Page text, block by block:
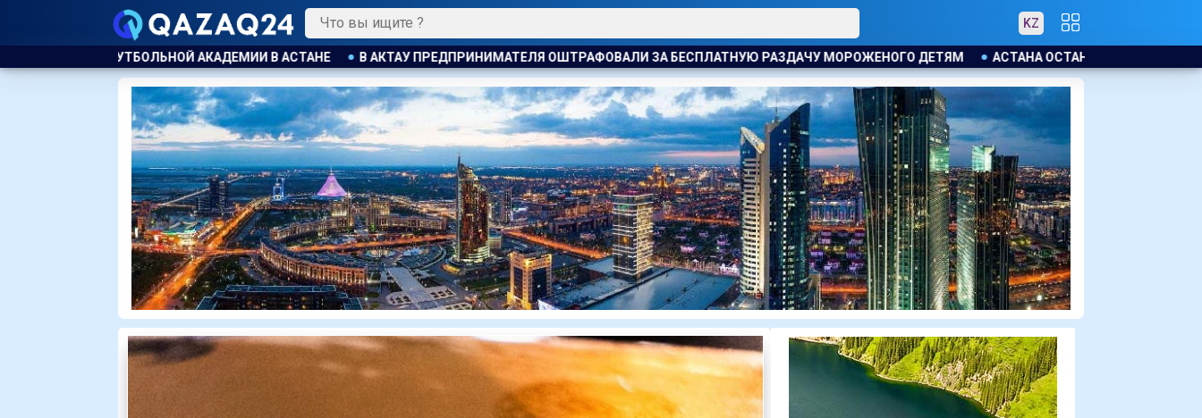
KZ
В АКТАУ ПРЕДПРИНИМАТЕЛЯ ОШТРАФОВАЛИ ЗА БЕСПЛАТНУЮ РАЗДАЧУ МОРОЖЕНОГО ДЕТЯМ АСТАНА ОСТАНЕТСЯ ПОД ВЛИЯНИЕМ ЦИКЛОНА: ОЖИДАЮТСЯ